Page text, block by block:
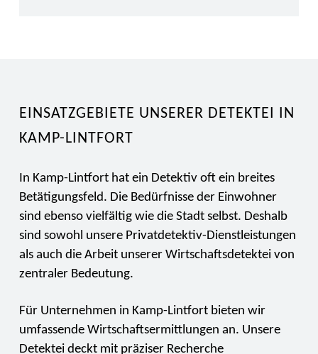
EINSATZGEBIETE UNSERER DETEKTEI IN
KAMP-LINTFORT
In Kamp-Lintfort hat ein Detektiv oft ein breites
Betätigungsfeld. Die Bedürfnisse der Einwohner
sind ebenso vielfältig wie die Stadt selbst. Deshalb
sind sowohl unsere Privatdetektiv-Dienstleistungen
als auch die Arbeit unserer Wirtschaftsdetektei von
zentraler Bedeutung.
Für Unternehmen in Kamp-Lintfort bieten wir
umfassende Wirtschaftsermittlungen an. Unsere
Detektei deckt mit präziser Recherche